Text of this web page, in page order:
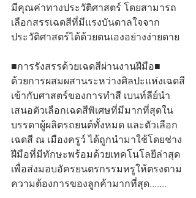
มีคุณค่าทางประวัติศาสตร์ โดยสามารถ
เลือกสรรเฉดสีที่มีแรงบันดาลใจจาก
ประวัติศาสตร์ได้ด้วยตนเองอย่างง่ายดาย
■การรังสรรด้วยเฉดสีผ่านงานฝีมือ■
ด้วยการผสมผสานระหว่างศิลปะแห่งเฉดสี
เข้ากับศาสตร์ของการทำสี เบนท์ลีย์นำ
เสนอตัวเลือกเฉดสีพิเศษที่มีมากที่สุดใน
บรรดาผู้ผลิตรถยนต์ทั้งหมด และตัวเลือก
เฉดสี ณ เมืองครูว์ ได้ถูกนำมาใช้โดยช่าง
ฝีมือที่มีทักษะพร้อมด้วยเทคโนโลยีล่าสุด
เพื่อส่งมอบอัครยนตรกรรมหรูให้ตรงตาม
ความต้องการของลูกค้ามากที่สุด.......